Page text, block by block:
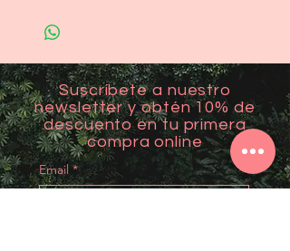
Email *
Suscríbete a nuestro
newsletter y obtén 10% de
descuento en tu primera
compra online